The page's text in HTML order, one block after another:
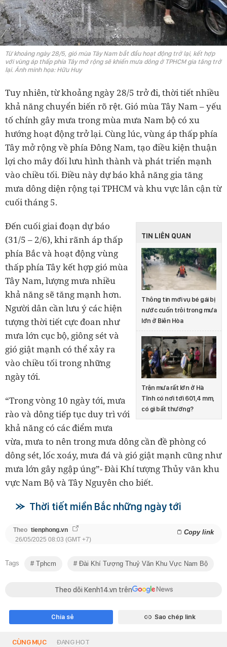
Từ khoảng ngày 28/5, gió mùa Tây Nam bắt đầu hoạt động trở lại, kết hợp
với vùng áp thấp phía Tây mở rộng sẽ khiến mưa dông ở TPHCM gia tăng trở
lại. Ảnh minh họa: Hữu Huy
Tuy nhiên, từ khoảng ngày 28/5 trở đi, thời tiết nhiều
khả năng chuyển biến rõ rệt. Gió mùa Tây Nam – yếu
tố chính gây mưa trong mùa mưa Nam bộ có xu
hướng hoạt động trở lại. Cùng lúc, vùng áp thấp phía
Tây mở rộng về phía Đông Nam, tạo điều kiện thuận
lợi cho mây đối lưu hình thành và phát triển mạnh
vào chiều tối. Điều này dự báo khả năng gia tăng
mưa dông diện rộng tại TPHCM và khu vực lân cận từ
cuối tháng 5.
TIN LIÊN QUAN
Thông tin mới vụ bé gái bị
nước cuốn trôi trong mưa
lớn ở Biên Hòa
Trận mưa rất lớn ở Hà
Tĩnh có nơi tới 601,4 mm,
có gì bất thường?
Đến cuối giai đoạn dự báo
(31/5 – 2/6), khi rãnh áp thấp
phía Bắc và hoạt động vùng
thấp phía Tây kết hợp gió mùa
Tây Nam, lượng mưa nhiều
khả năng sẽ tăng mạnh hơn.
Người dân cần lưu ý các hiện
tượng thời tiết cực đoan như
mưa lớn cục bộ, giông sét và
gió giật mạnh có thể xảy ra
vào chiều tối trong những
ngày tới.
“Trong vòng 10 ngày tới, mưa
rào và dông tiếp tục duy trì với
khả năng có các điểm mưa
vừa, mưa to nên trong mưa dông cần đề phòng có
dông sét, lốc xoáy, mưa đá và gió giật mạnh cũng như
mưa lớn gây ngập úng”- Đài Khí tượng Thủy văn khu
vực Nam Bộ và Tây Nguyên cho biết.
Thời tiết miền Bắc những ngày tới
Theo tienphong.vn Copy link
26/05/2025 08:03 (GMT +7)
Tags Tphcm Đài Khí Tượng Thuỷ Văn Khu Vực Nam Bộ
Theo dõi Kenh14.vn trên
Chia sẻ Sao chép link
CÙNG MỤC ĐANG HOT